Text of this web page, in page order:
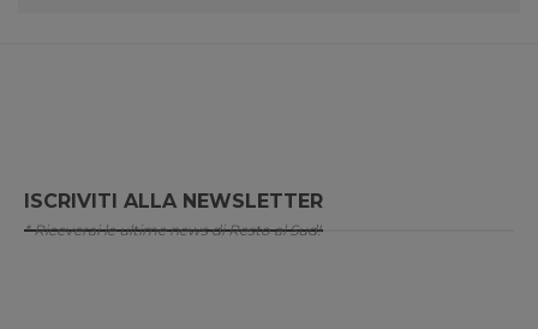
ISCRIVITI ALLA NEWSLETTER
* Riceverai le ultime news di Resto al Sud!